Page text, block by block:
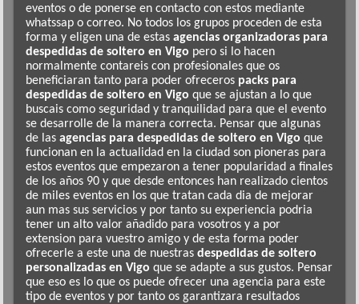
eventos o de ponerse en contacto con estos mediante
whatssap o correo. No todos los grupos proceden de esta
forma y eligen una de estasagencias organizadoras para
despedidas de soltero en Vigo pero si lo hacen
normalmente contareis con profesionales que os
beneficiaran tanto para poder ofreceros packs para
despedidas de soltero en Vigo que se ajustan a lo que
buscais como seguridad y tranquilidad para que el evento
se desarrolle de la manera correcta. Pensar que algunas
de lasagencias para despedidas de soltero en Vigo que
funcionan en la actualidad en la ciudad son pioneras para
estos eventos que empezaron a tener popularidad a finales
de los años 90 y que desde entonces han realizado cientos
de miles eventos en los que tratan cada dia de mejorar
aun mas sus servicios y por tanto su experiencia podria
tener un alto valor añadido para vosotros y a por
extension para vuestro amigo y de esta forma poder
ofrecerle a este una de nuestrasdespedidas de soltero
personalizadas en Vigo que se adapte a sus gustos. Pensar
que eso es lo que os puede ofrecer una agencia para este
tipo de eventos y por tanto os garantizara resultados